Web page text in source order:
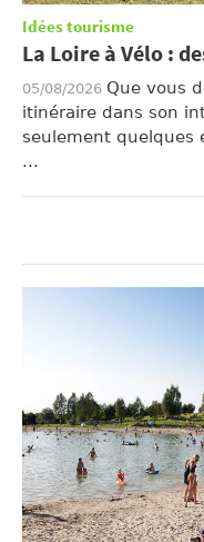
Idées tourisme
La Loire à Vélo :
05/08/2026 Que vous
itinéraire dans son
seulement quelques
...